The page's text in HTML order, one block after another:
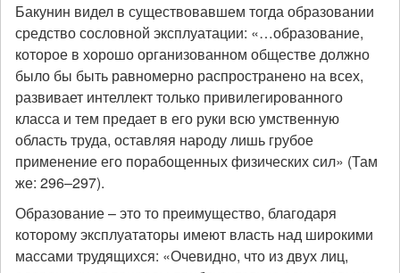
Бакунин видел в существовавшем тогда образовании
средство сословной эксплуатации: «…образование,
которое в хорошо организованном обществе должно
было бы быть равномерно распространено на всех,
развивает интеллект только привилегированного
класса и тем предает в его руки всю умственную
область труда, оставляя народу лишь грубое
применение его порабощенных физических сил» (Там
же: 296–297).
Образование – это то преимущество, благодаря
которому эксплуататоры имеют власть над широкими
массами трудящихся: «Очевидно, что из двух лиц,